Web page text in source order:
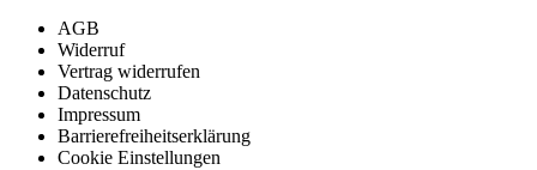
AGB
Widerruf
Vertrag widerrufen
Datenschutz
Impressum
Barrierefreiheitserklärung
Cookie Einstellungen